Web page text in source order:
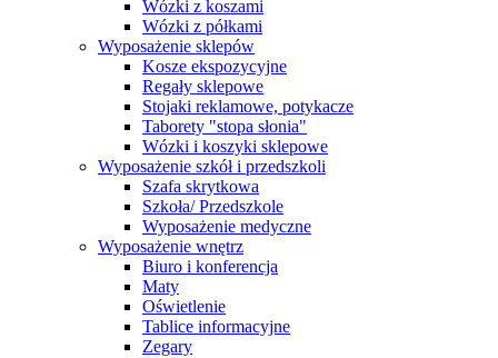
Wózki z koszami
Wózki z półkami
Wyposażenie sklepów
Kosze ekspozycyjne
Regały sklepowe
Stojaki reklamowe, potykacze
Taborety "stopa słonia"
Wózki i koszyki sklepowe
Wyposażenie szkół i przedszkoli
Szafa skrytkowa
Szkoła/ Przedszkole
Wyposażenie medyczne
Wyposażenie wnętrz
Biuro i konferencja
Maty
Oświetlenie
Tablice informacyjne
Zegary